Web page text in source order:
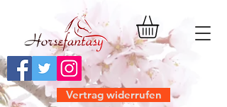
Vertrag widerrufen